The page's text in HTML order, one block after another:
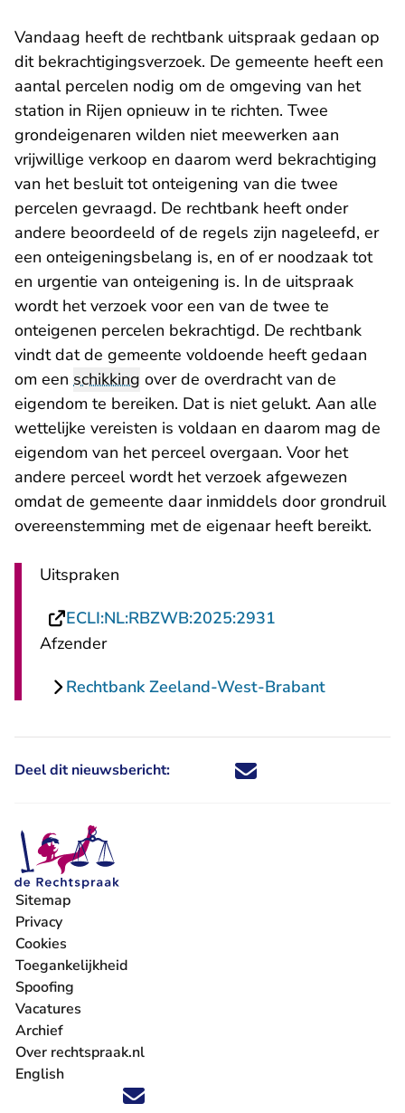
Vandaag heeft de rechtbank uitspraak gedaan op
dit bekrachtigingsverzoek. De gemeente heeft een
aantal percelen nodig om de omgeving van het
station in Rijen opnieuw in te richten. Twee
grondeigenaren wilden niet meewerken aan
vrijwillige verkoop en daarom werd bekrachtiging
van het besluit tot onteigening van die twee
percelen gevraagd. De rechtbank heeft onder
andere beoordeeld of de regels zijn nageleefd, er
een onteigeningsbelang is, en of er noodzaak tot
en urgentie van onteigening is. In de uitspraak
wordt het verzoek voor een van de twee te
onteigenen percelen bekrachtigd. De rechtbank
vindt dat de gemeente voldoende heeft gedaan
om een schikking over de overdracht van de
eigendom te bereiken. Dat is niet gelukt. Aan alle
wettelijke vereisten is voldaan en daarom mag de
eigendom van het perceel overgaan. Voor het
andere perceel wordt het verzoek afgewezen
omdat de gemeente daar inmiddels door grondruil
overeenstemming met de eigenaar heeft bereikt.
Uitspraken
ECLI:NL:RBZWB:2025:2931
Afzender
Rechtbank Zeeland-West-Brabant
Deel dit nieuwsbericht: Deel dit nieuwsbericht via X -
Deel dit nieuwsbericht via
Deel dit nieuwsbericht
Deel dit
Volg ons op X (Twitter) - U verlaat Rechtspraak.nl
Volg ons op Facebook - U verlaat Rechtspraak.nl
Volg ons op Instagram - U verlaat Rechtspraak.nl
Volg ons op Youtube - U verlaat Rechtspraak.nl
Volg ons op LinkedIn - U verlaat
'Blijf op de hoogte' nieuwsbrief - U verlaat
Sitemap
Privacy
Cookies
Toegankelijkheid
Spoofing
Vacatures
- U verlaat Rechtspraak.nl
Archief
Over rechtspraak.nl
English